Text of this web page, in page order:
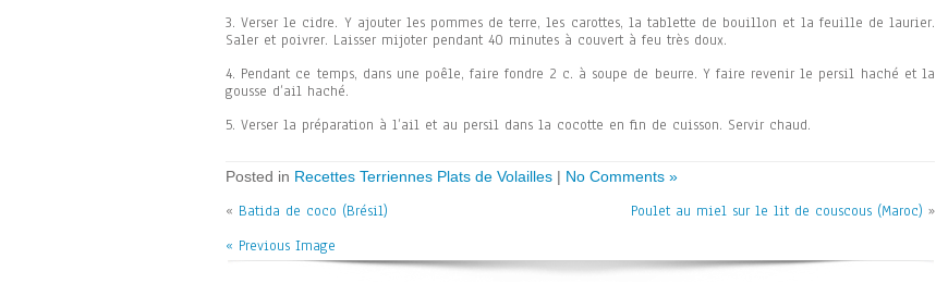
3. Verser le cidre. Y ajouter les pommes de terre, les carottes, la tablette de bouillon et la feuille de laurier.
Saler et poivrer. Laisser mijoter pendant 40 minutes à couvert à feu très doux.
4. Pendant ce temps, dans une poêle, faire fondre 2 c. à soupe de beurre. Y faire revenir le persil haché et la
gousse d’ail haché.
5. Verser la préparation à l’ail et au persil dans la cocotte en fin de cuisson. Servir chaud.
Posted in Recettes Terriennes Plats de Volailles | No Comments »
« Batida de coco (Brésil) Poulet au miel sur le lit de couscous (Maroc) »
« Previous Image